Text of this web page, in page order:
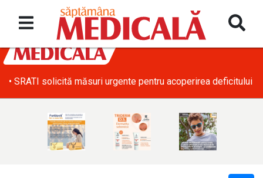
• SRATI solicită măsuri urgente pentru acoperirea deficitului